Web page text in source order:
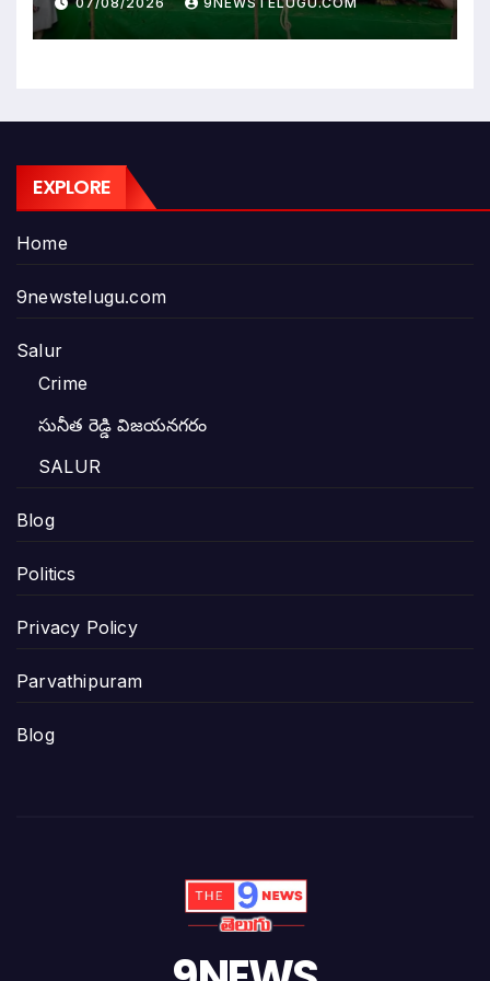
EXPLORE
Home
9newstelugu.com
Salur
Crime
సునీత రెడ్డి విజయనగరం
SALUR
Blog
Politics
Privacy Policy
Parvathipuram
Blog